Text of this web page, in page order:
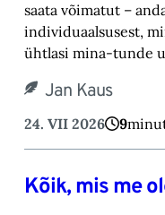
saata võimatut –
individuaalsusest,
ühtlasi mina-tunde
Jan Kaus
24. VII 2026 9
Kõik, mis me